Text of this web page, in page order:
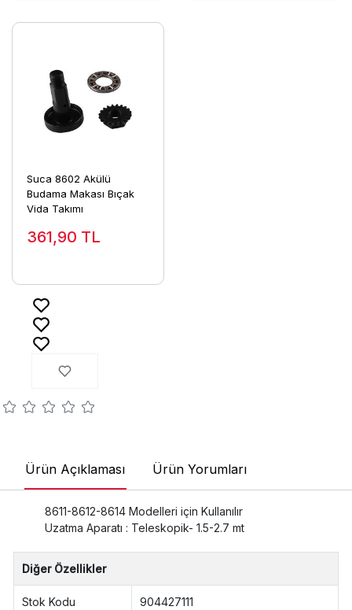
Suca 8602 Akülü
Budama Makası Bıçak
Vida Takımı
361,90 TL
Ürün Açıklaması Ürün Yorumları
8611-8612-8614 Modelleri için Kullanılır
Uzatma Aparatı : Teleskopik- 1.5-2.7 mt
Diğer Özellikler
Stok Kodu 904427111